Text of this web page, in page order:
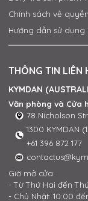
Chính sách về
Hướng dẫn sử dụng
THÔNG TIN LIÊN
KYMDAN
Văn phòng và Cửa
78 Nicholson
1300 KYMDAN
+61 396 872 177
Giờ mở cửa:
- Từ Thứ Hai đến
- Chủ Nhật: 10:00